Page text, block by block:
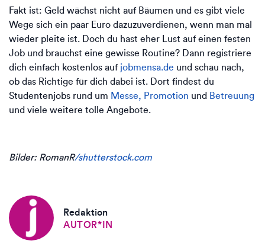
Fakt ist: Geld wächst nicht auf Bäumen und es gibt viele
Wege sich ein paar Euro dazuzuverdienen, wenn man mal
wieder pleite ist. Doch du hast eher Lust auf einen festen
Job und brauchst eine gewisse Routine? Dann registriere
dich einfach kostenlos auf jobmensa.de und schau nach,
ob das Richtige für dich dabei ist. Dort findest du
Studentenjobs rund um Messe, Promotion und Betreuung
und viele weitere tolle Angebote.
Bilder: RomanR/shutterstock.com
Redaktion
AUTOR*IN